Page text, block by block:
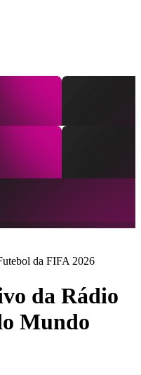
da FIFA 2026
da Rádio
Mundo